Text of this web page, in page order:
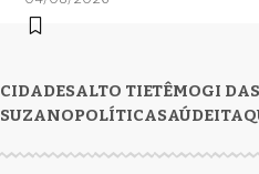
CIDADESALTO TIETÊMOGI
SUZANOPOLÍTICASAÚDE